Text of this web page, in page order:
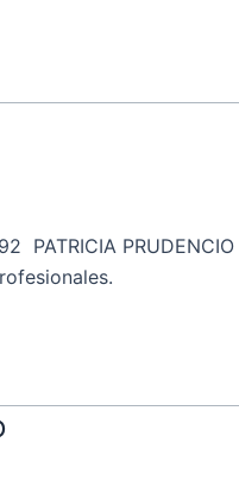
PATRICIA